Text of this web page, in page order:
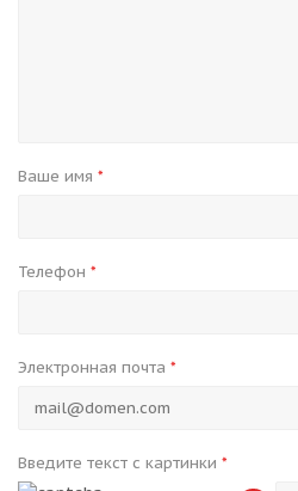
Ваше имя *
Телефон *
Электронная почта *
Введите текст с картинки *